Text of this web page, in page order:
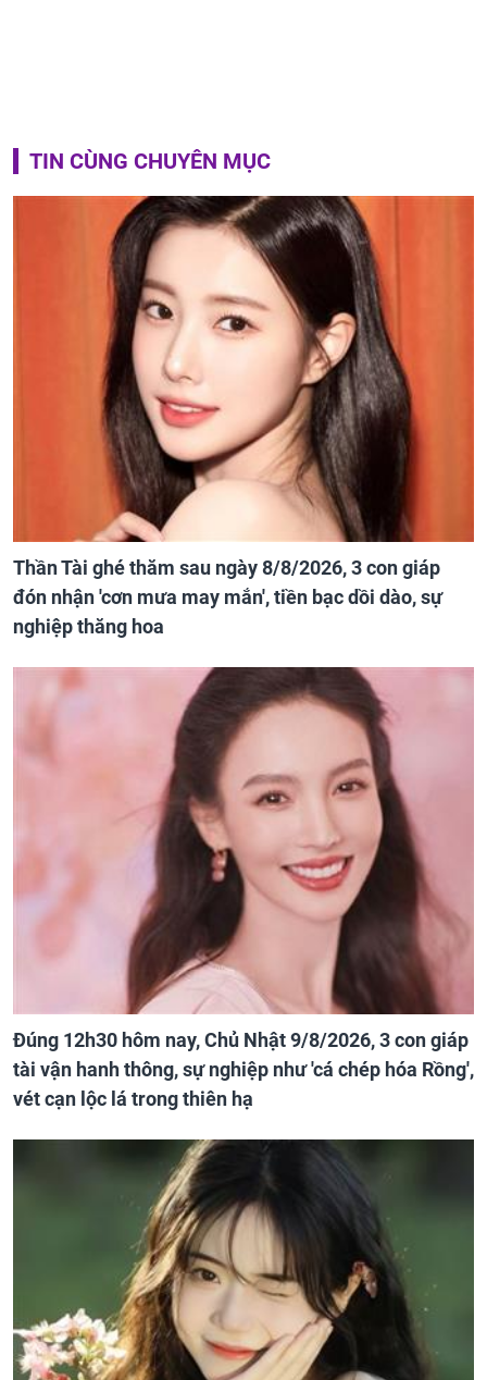
TIN CÙNG CHUYÊN MỤC
Thần Tài ghé thăm sau ngày 8/8/2026, 3 con giáp
đón nhận 'cơn mưa may mắn', tiền bạc dồi dào, sự
nghiệp thăng hoa
Đúng 12h30 hôm nay, Chủ Nhật 9/8/2026, 3 con giáp
tài vận hanh thông, sự nghiệp như 'cá chép hóa Rồng',
vét cạn lộc lá trong thiên hạ